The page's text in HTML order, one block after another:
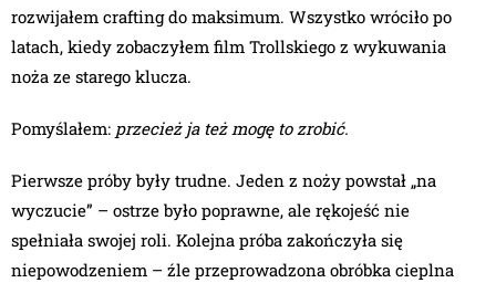
rozwijałem crafting do maksimum. Wszystko wróciło po
latach, kiedy zobaczyłem film Trollskiego z wykuwania
noża ze starego klucza.
Pomyślałem: przecież ja też mogę to zrobić.
Pierwsze próby były trudne. Jeden z noży powstał „na
wyczucie” – ostrze było poprawne, ale rękojeść nie
spełniała swojej roli. Kolejna próba zakończyła się
niepowodzeniem – źle przeprowadzona obróbka cieplna